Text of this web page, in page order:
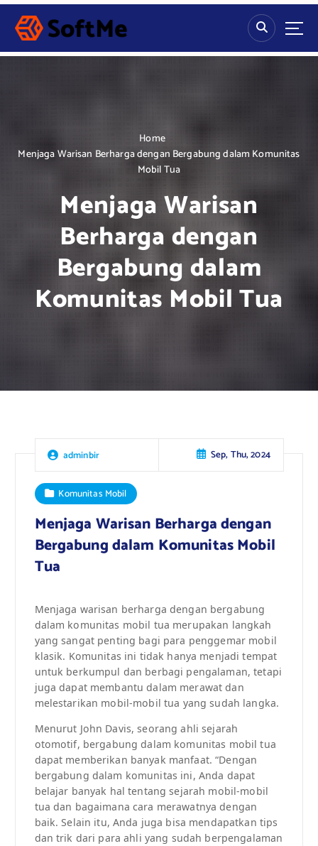
S
p
Home
Menjaga Warisan Berharga dengan Bergabung dalam Komunitas
Mobil Tua
Menjaga Warisan
Berharga dengan
Bergabung dalam
Komunitas Mobil Tua
adminbir Sep, Thu, 2024
Komunitas Mobil
Menjaga Warisan Berharga dengan
Bergabung dalam Komunitas Mobil
Tua
Menjaga warisan berharga dengan bergabung
dalam komunitas mobil tua merupakan langkah
yang sangat penting bagi para penggemar mobil
klasik. Komunitas ini tidak hanya menjadi tempat
untuk berkumpul dan berbagi pengalaman, tetapi
juga dapat membantu dalam merawat dan
melestarikan mobil-mobil tua yang sudah langka.
Menurut John Davis, seorang ahli sejarah
otomotif, bergabung dalam komunitas mobil tua
dapat memberikan banyak manfaat. “Dengan
bergabung dalam komunitas ini, Anda dapat
belajar banyak hal tentang sejarah mobil-mobil
tua dan bagaimana cara merawatnya dengan
baik. Selain itu, Anda juga bisa mendapatkan tips
dan trik dari para ahli yang sudah berpengalaman